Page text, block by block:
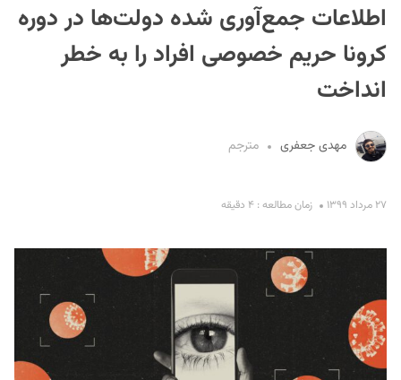
اطلاعات جمع‌آوری شده دولت‌ها در دوره
کرونا حریم خصوصی افراد را به خطر
انداخت
مهدی جعفری مترجم
۲۷ مرداد ۱۳۹۹ زمان مطالعه : ۴ دقیقه